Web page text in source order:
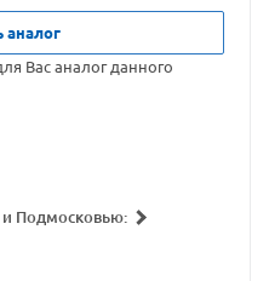
аналог
Вас аналог данного
и Подмосковью: